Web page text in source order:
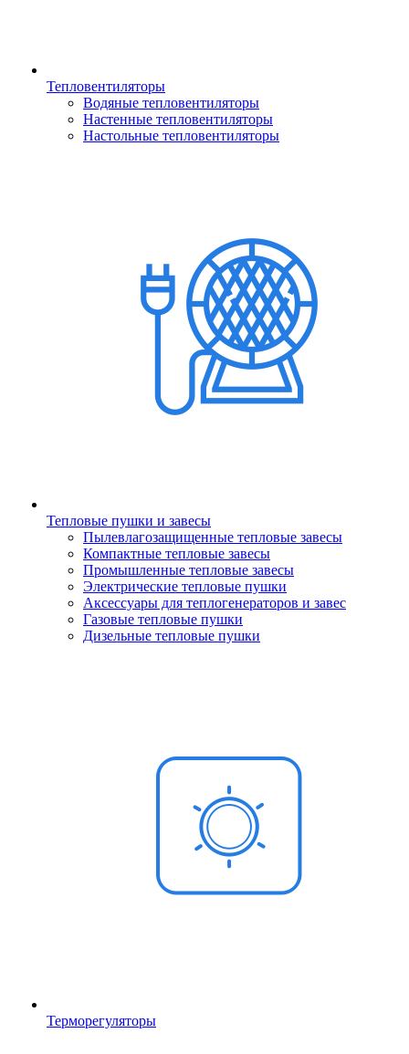
Тепловентиляторы
Водяные тепловентиляторы
Настенные тепловентиляторы
Настольные тепловентиляторы
Тепловые пушки и завесы
Пылевлагозащищенные тепловые завесы
Компактные тепловые завесы
Промышленные тепловые завесы
Электрические тепловые пушки
Аксессуары для теплогенераторов и завес
Газовые тепловые пушки
Дизельные тепловые пушки
Терморегуляторы